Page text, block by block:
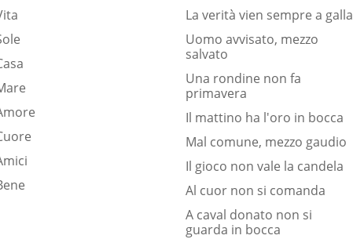
La verità vien sempre a galla
Uomo avvisato, mezzo
salvato
Una rondine non fa
primavera
Il mattino ha l'oro in bocca
Mal comune, mezzo gaudio
Il gioco non vale la candela
Al cuor non si comanda
A caval donato non si
guarda in bocca